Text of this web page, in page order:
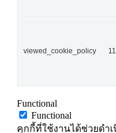
viewed_cookie_policy
Functional
Functional
คุกกี้ที่ใช้งานได้ช่วยดำ